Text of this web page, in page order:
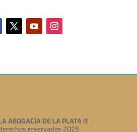
ABOGACÍA DE LA PLATA®
reservados 2025